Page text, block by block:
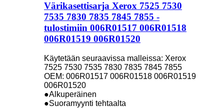
Värikasettisarja Xerox 7525 7530
7535 7830 7835 7845 7855 -
tulostimiin 006R01517 006R01518
006R01519 006R01520
Käytetään seuraavissa malleissa: Xerox
7525 7530 7535 7830 7835 7845 7855
OEM: 006R01517 006R01518 006R01519
006R01520
●Alkuperäinen
●Suoramyynti tehtaalta